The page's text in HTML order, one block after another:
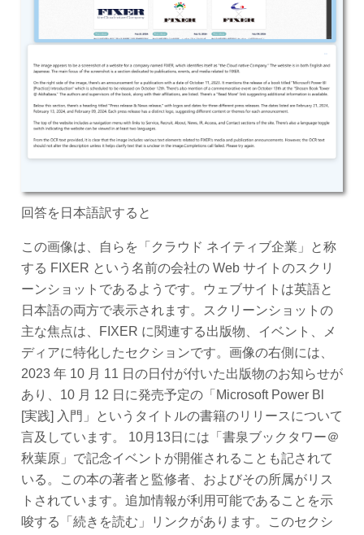
回答を日本語訳すると
この画像は、自らを「クラウド ネイティブ企業」と称
する FIXER という名前の会社の Web サイトのスクリ
ーンショットであるようです。ウェブサイトは英語と
日本語の両方で表示されます。スクリーンショットの
主な焦点は、FIXER に関連する出版物、イベント、メ
ディアに特化したセクションです。画像の右側には、
2023 年 10 月 11 日の日付が付いた出版物のお知らせが
あり、10 月 12 日に発売予定の「Microsoft Power Bl
[実践] 入門」というタイトルの書籍のリリースについて
言及しています。 10月13日には「書泉ブックタワー＠
秋葉原」で記念イベントが開催されることも記されて
いる。この本の著者と監修者、およびその所属がリス
トされています。追加情報が利用可能であることを示
唆する「続きを読む」リンクがあります。このセクシ